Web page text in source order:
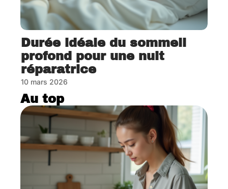
Durée idéale du sommeil
profond pour une nuit
réparatrice
10 mars 2026
Au top